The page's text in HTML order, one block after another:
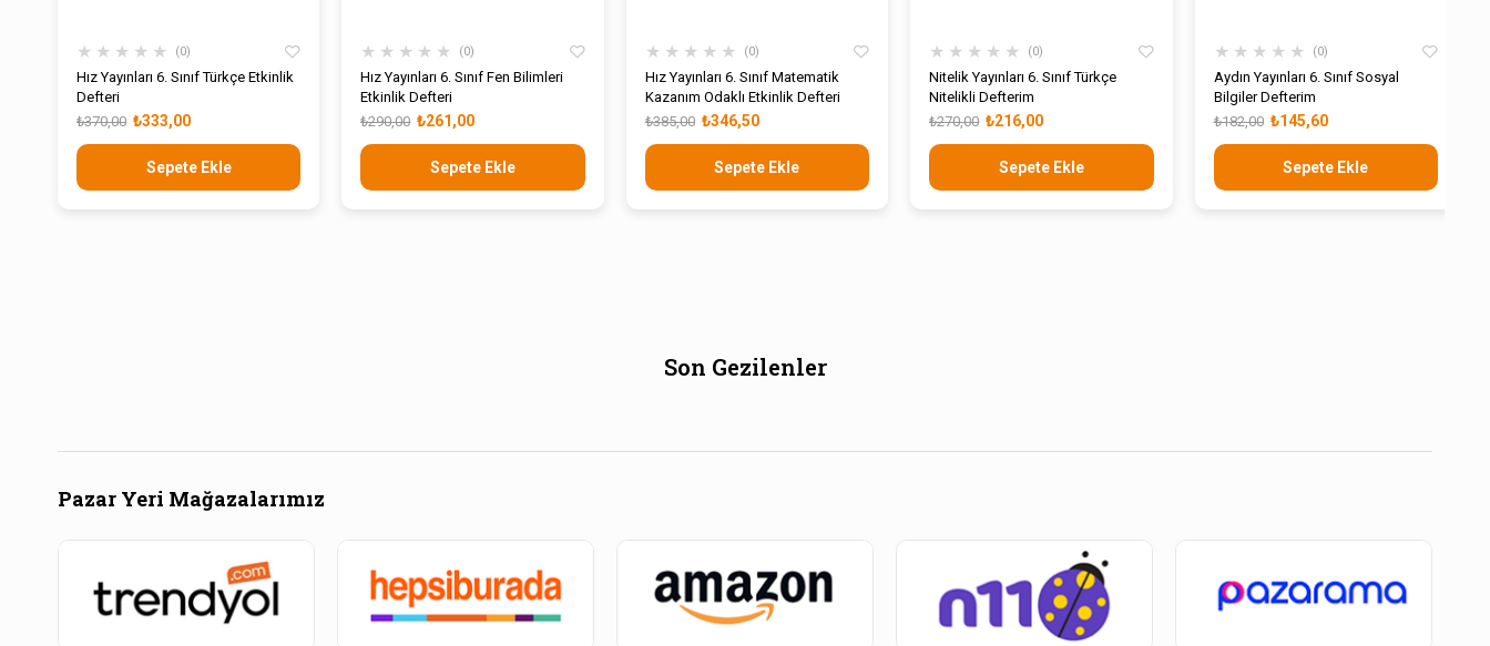
★ ★ ★ ★ ★ 0
Hız Yayınları 6. Sınıf Türkçe Etkinlik
Defteri
₺333,00
₺370,00
Sepete Ekle
★ ★ ★ ★ ★ 0
Hız Yayınları 6. Sınıf Fen Bilimleri
Etkinlik Defteri
₺261,00
₺290,00
Sepete Ekle
★ ★ ★ ★ ★ 0
Hız Yayınları 6. Sınıf Matematik
Kazanım Odaklı Etkinlik Defteri
₺346,50
₺385,00
Sepete Ekle
★ ★ ★ ★ ★ 0
Nitelik Yayınları 6. Sınıf Türkçe
Nitelikli Defterim
₺216,00
₺270,00
Sepete Ekle
★ ★ ★ ★ ★ 0
Aydın Yayınları 6. Sınıf Sosyal
Bilgiler Defterim
₺145,60
₺182,00
Sepete Ekle
Son Gezilenler
Pazar Yeri Mağazalarımız